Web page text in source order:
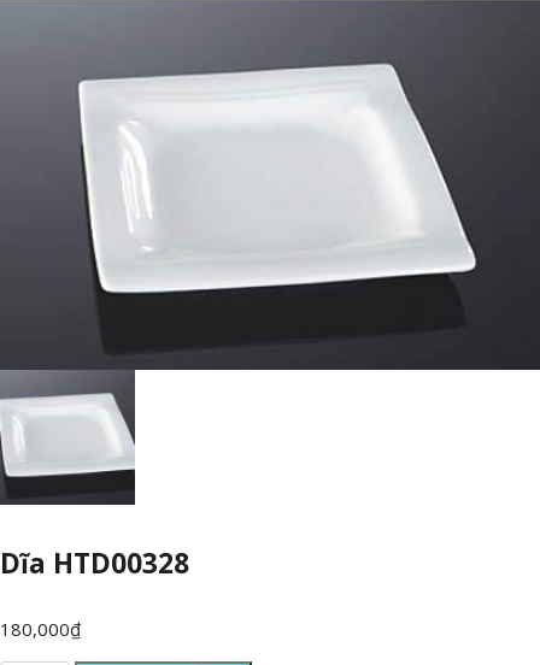
Dĩa HTD00328
180,000₫